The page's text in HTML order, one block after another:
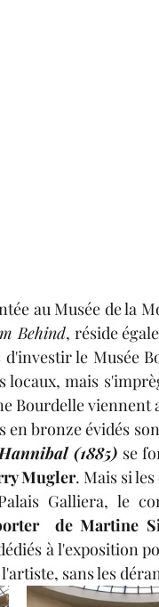
au Musée de la
Behind, réside
le Musée
mais
Bourdelle viennent
bronze évidés
(1885) se
Mugler. Mais si
Galliera, le
de Martine
à l'exposition
sans les